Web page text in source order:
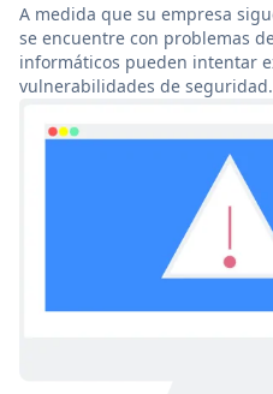
A medida que su empresa
se encuentre con problemas
informáticos pueden intentar
vulnerabilidades de seguridad.